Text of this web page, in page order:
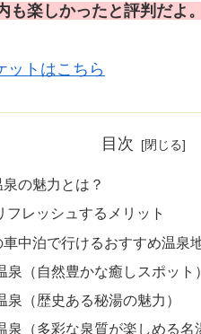
楽しかったと評判だよ。
トはこちら
目次
の魅力とは？
フレッシュするメリット
中泊で行けるおすすめ温泉
泉（自然豊かな癒しスポット）
泉（歴史ある秘湯の魅力）
泉（多彩な泉質が楽しめる名